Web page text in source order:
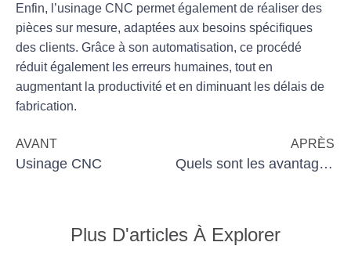
Enfin, l’usinage CNC permet également de réaliser des
pièces sur mesure, adaptées aux besoins spécifiques
des clients. Grâce à son automatisation, ce procédé
réduit également les erreurs humaines, tout en
augmentant la productivité et en diminuant les délais de
fabrication.
AVANT
Usinage CNC
APRÈS
Quels sont les avantages de l’usinage CNC par rapport aux méthodes traditionnelles ?
Plus D'articles À Explorer